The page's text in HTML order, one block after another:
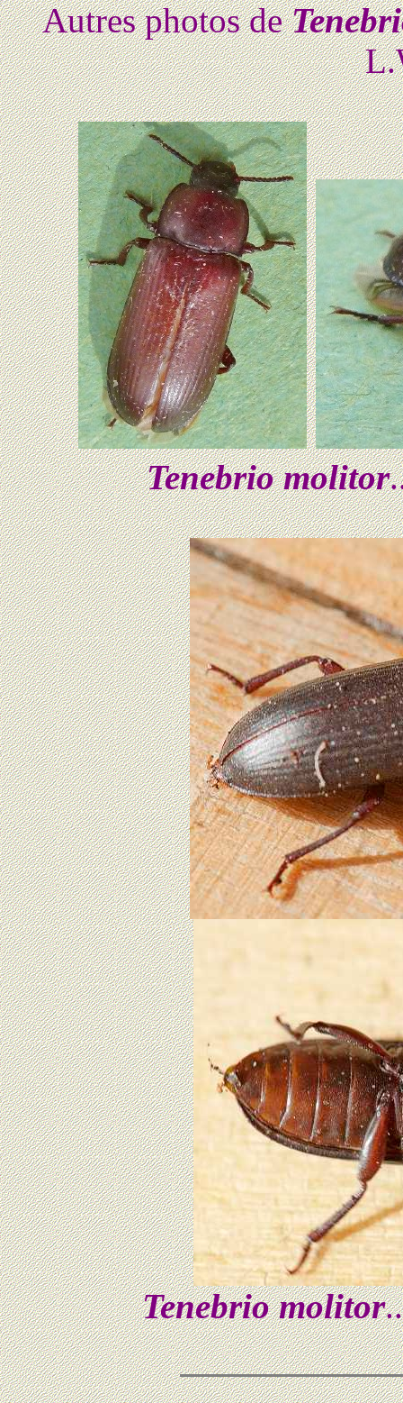
Autres photos de
Tenebrio molitor
Tenebrio molitor